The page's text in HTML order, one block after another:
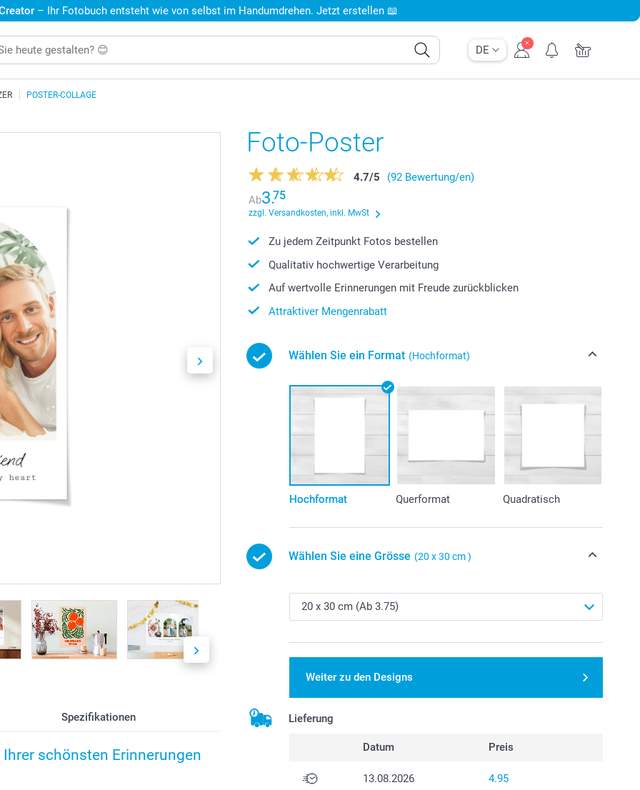
DE
– Ihr Fotobuch entsteht wie von selbst im Handumdrehen. Jetzt erstellen 📖
POSTER-COLLAGE
Spezifikationen
schönsten Erinnerungen
Foto-Poster
4.7/5
(92 Bewertung/en)
Ab3.75
zzgl. Versandkosten, inkl. MwSt
Zu jedem Zeitpunkt Fotos bestellen
Qualitativ hochwertige Verarbeitung
Auf wertvolle Erinnerungen mit Freude zurückblicken
Attraktiver Mengenrabatt
Wählen Sie ein Format (Hochformat)
Hochformat Querformat Quadratisch
Wählen Sie eine Grösse (20 x 30 cm )
Weiter zu den Designs
Lieferung
Datum Preis
13.08.2026 4.95